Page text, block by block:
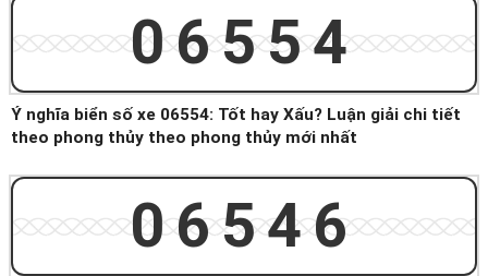
06554
Ý nghĩa biển số xe 06554: Tốt hay Xấu? Luận giải chi tiết
theo phong thủy theo phong thủy mới nhất
06546